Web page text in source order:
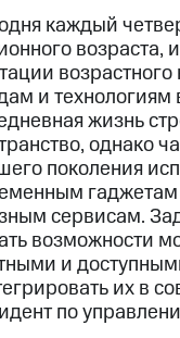
каждый
возраста,
и
жизнь
однако
поколения
сервисам.
возможности
и
их в
по